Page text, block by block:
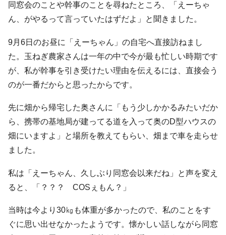
同窓会のことや幹事のことを尋ねたところ、「えーちゃ
ん、がやるって言っていたはずだよ」と聞きました。
9月6日のお昼に「えーちゃん」の自宅へ直接訪ねまし
た。玉ねぎ農家さんは一年の中で今が最も忙しい時期です
が、私が幹事を引き受けたい理由を伝えるには、直接会う
のが一番だからと思ったからです。
先に畑から帰宅した奥さんに「もう少しかかるみたいだか
ら、携帯の基地局が建ってる道を入って奥のD型ハウスの
畑にいますよ」と場所を教えてもらい、畑まで車を走らせ
ました。
私は「えーちゃん、久しぶり同窓会以来だね」と声を変え
ると、「？？？ COSぇもん？」
当時は今より30㎏も体重が多かったので、私のことをす
ぐに思い出せなかったようです。懐かしい話しながら同窓